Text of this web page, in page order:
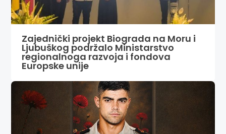
Zajednički projekt Biograda na Moru i
Ljubuškog podržalo Ministarstvo
regionalnoga razvoja i fondova
Europske unije